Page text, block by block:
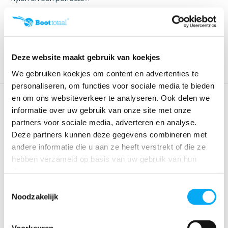
Deze website maakt gebruik van koekjes
We gebruiken koekjes om content en advertenties te
personaliseren, om functies voor sociale media te bieden
en om ons websiteverkeer te analyseren. Ook delen we
informatie over uw gebruik van onze site met onze
partners voor sociale media, adverteren en analyse.
Deze partners kunnen deze gegevens combineren met
andere informatie die u aan ze heeft verstrekt of die ze
hebben verzameld op basis van uw gebruik van hun
Noodzakelijk
€ 109,99
Klik voor voorraad info
€ 99,95
Klik voor voorraad info
Sterk nylon en PE-schuim
Klik voor voorraad info